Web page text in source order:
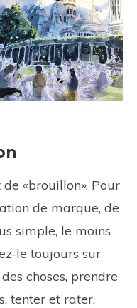
«brouillon». Pour
de marque, de
simple, le moins
le toujours sur
choses, prendre
tenter et rater,